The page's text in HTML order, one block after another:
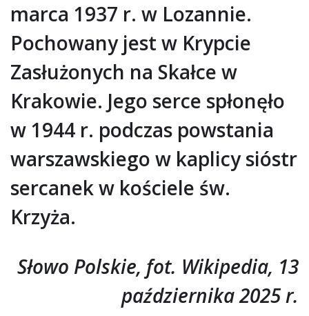
marca 1937 r. w Lozannie.
Pochowany jest w Krypcie
Zasłużonych na Skałce w
Krakowie. Jego serce spłonęło
w 1944 r. podczas powstania
warszawskiego w kaplicy sióstr
sercanek w kościele św.
Krzyża.
Słowo Polskie, fot. Wikipedia, 13
października 2025 r.